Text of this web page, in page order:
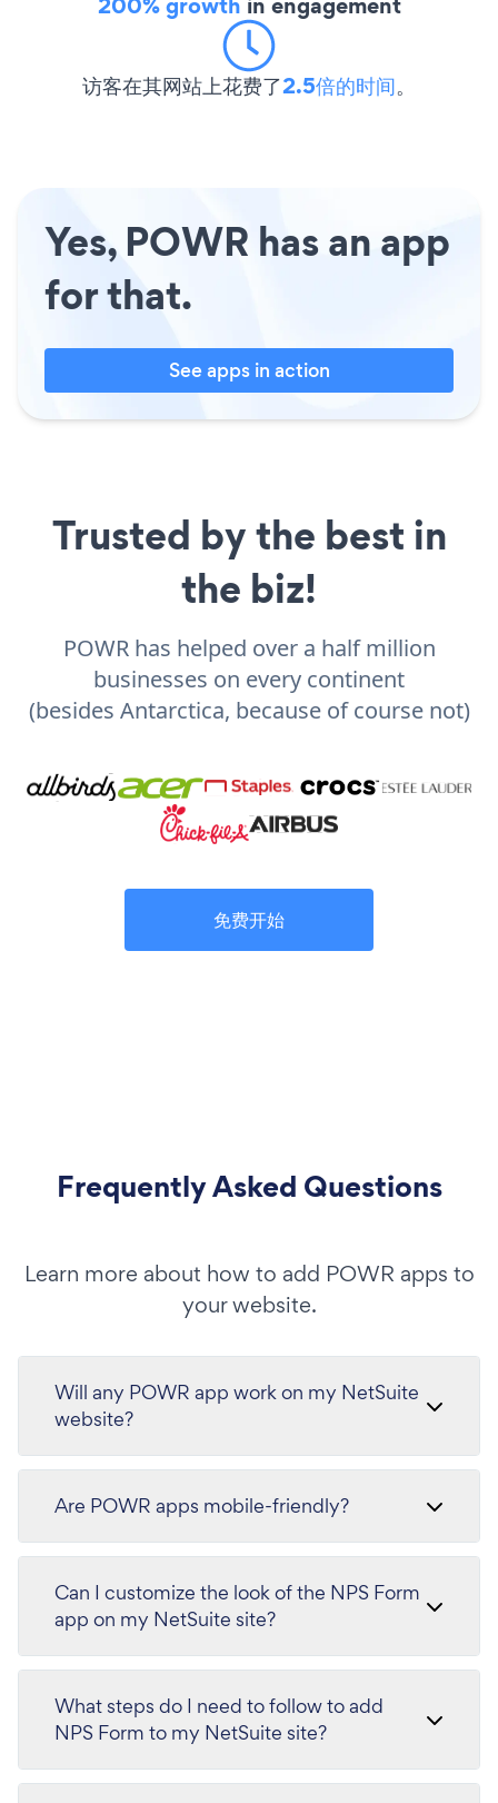
访客在其网站上花费了2.5倍的时间。
Yes, POWR has an app
for that.
See apps in action
Trusted by the best in
the biz!
POWR has helped over a half million
businesses on every continent
(besides Antarctica, because of course not)
免费开始
Frequently Asked Questions
Learn more about how to add POWR apps to
your website.
Will any POWR app work on my NetSuite
website?
Are POWR apps mobile-friendly?
Can I customize the look of the NPS Form
app on my NetSuite site?
What steps do I need to follow to add
NPS Form to my NetSuite site?